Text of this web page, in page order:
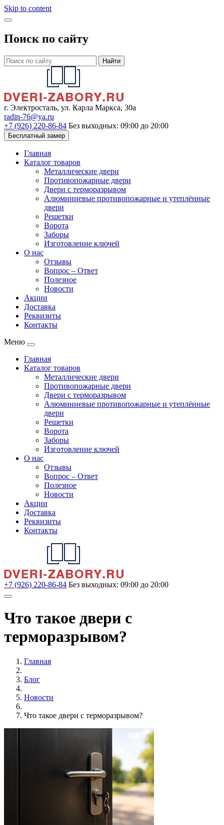
Skip to content
Поиск по сайту
Найти
г. Электросталь, ул. Карла Маркса, 30а
radin-76@ya.ru
+7 (926) 220-86-84 Без выходных: 09:00 до 20:00
Бесплатный замер
Главная
Каталог товаров
Металлические двери
Противопожарные двери
Двери с терморазрывом
Алюминиевые противопожарные и утеплённые
двери
Решетки
Ворота
Заборы
Изготовление ключей
О нас
Отзывы
Вопрос – Ответ
Полезное
Новости
Акции
Доставка
Реквизиты
Контакты
Меню
Главная
Каталог товаров
Металлические двери
Противопожарные двери
Двери с терморазрывом
Алюминиевые противопожарные и утеплённые
двери
Решетки
Ворота
Заборы
Изготовление ключей
О нас
Отзывы
Вопрос – Ответ
Полезное
Новости
Акции
Доставка
Реквизиты
Контакты
+7 (926) 220-86-84 Без выходных: 09:00 до 20:00
Что такое двери с
терморазрывом?
Главная
Блог
Новости
Что такое двери с терморазрывом?